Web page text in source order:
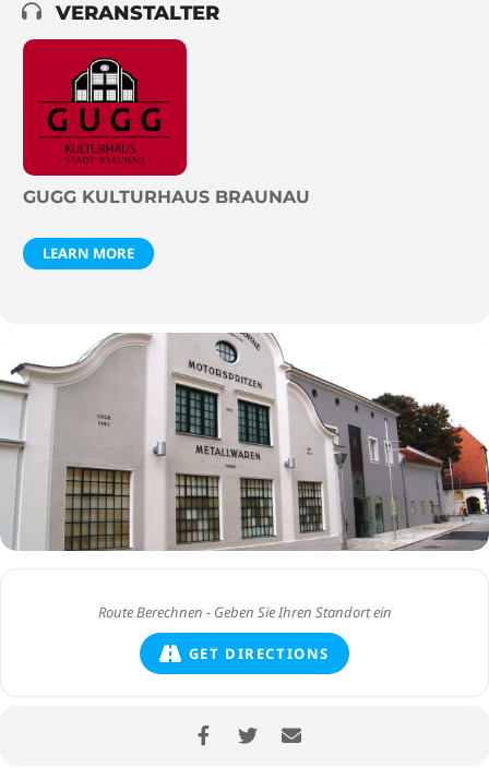
VERANSTALTER
GUGG KULTURHAUS BRAUNAU
LEARN MORE
GET DIRECTIONS